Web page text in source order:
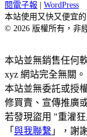
閱電子報
WordPress
本站使用又快又便宜的
© 2026 版權所有，非
本站並無銷售任何
xyz 網站完全無關。
本站並無委託或授
修買賣、宣傳推廣
若發現盜用 "重灌
「 與我聯繫 」，謝